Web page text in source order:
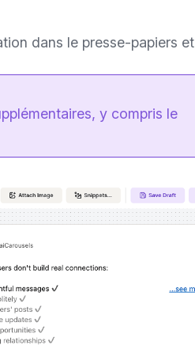
dans le presse-papiers et
y compris le